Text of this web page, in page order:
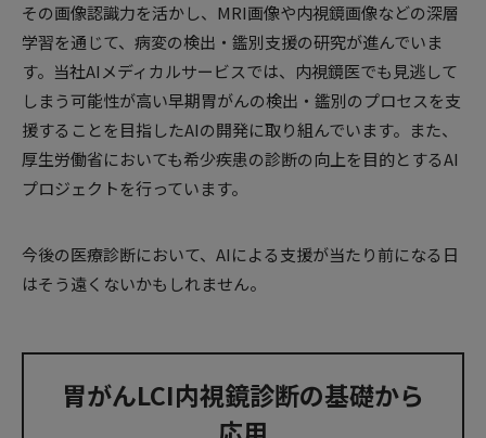
その画像認識力を活かし、MRI画像や内視鏡画像などの深層
学習を通じて、病変の検出・鑑別支援の研究が進んでいま
す。当社AIメディカルサービスでは、内視鏡医でも見逃して
しまう可能性が高い早期胃がんの検出・鑑別のプロセスを支
援することを目指したAIの開発に取り組んでいます。また、
厚生労働省においても希少疾患の診断の向上を目的とするAI
プロジェクトを行っています。
今後の医療診断において、AIによる支援が当たり前になる日
はそう遠くないかもしれません。
胃がんLCI内視鏡診断の基礎から